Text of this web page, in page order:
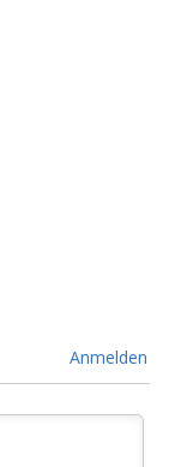
Anmelden